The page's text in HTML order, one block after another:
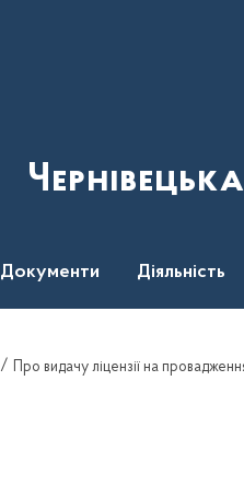
Документи Діяльність